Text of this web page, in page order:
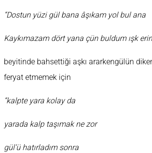
“Dostun yüzi gül bana âşıkam yol bul ana
Kaykımazam dört yana çün buldum ışk
beyitinde bahsettiği aşkı ararkengülün
feryat etmemek için
“kalpte yara kolay da
yarada kalp taşımak ne zor
gül’ü hatırladım sonra